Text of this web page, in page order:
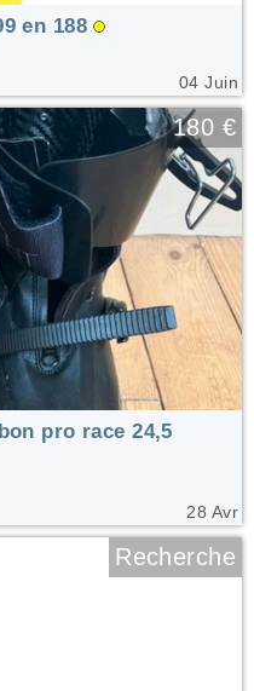
04 Juin
en 188
180 €
28 Avr
pro race 24,5
Recherche